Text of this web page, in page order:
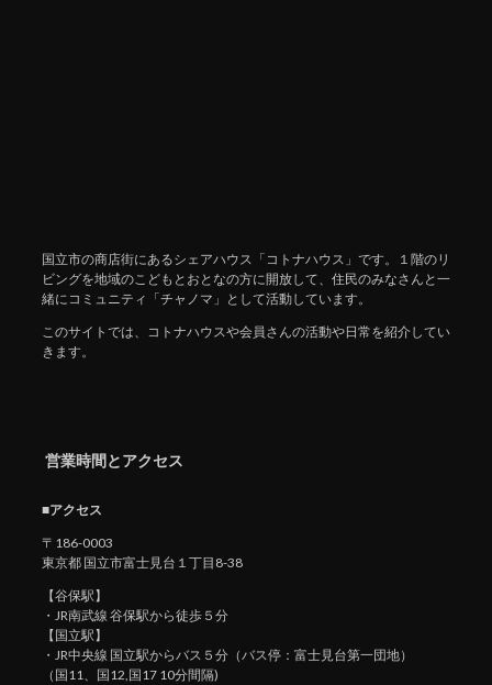
国立市の商店街にあるシェアハウス「コトナハウス」です。１階のリ
ビングを地域のこどもとおとなの方に開放して、住民のみなさんと一
緒にコミュニティ「チャノマ」として活動しています。
このサイトでは、コトナハウスや会員さんの活動や日常を紹介してい
きます。
営業時間とアクセス
■アクセス
〒186-0003
東京都 国立市富士見台１丁目8-38
【谷保駅】
・JR南武線 谷保駅から徒歩５分
【国立駅】
・JR中央線 国立駅からバス５分（バス停：富士見台第一団地）
（国11、国12,国17 10分間隔)